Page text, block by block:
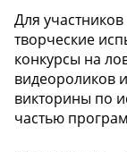
‍Для
творческие
конкурсы на
видеороликов
викторины по
частью